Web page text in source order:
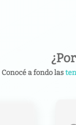
Conocé a fondo las